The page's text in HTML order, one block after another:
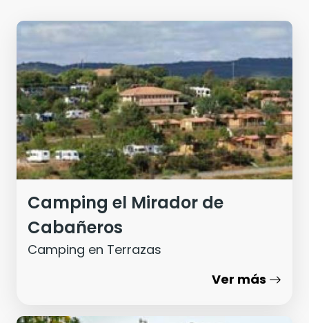
Camping el Mirador de
Cabañeros
Camping en Terrazas
Ver más